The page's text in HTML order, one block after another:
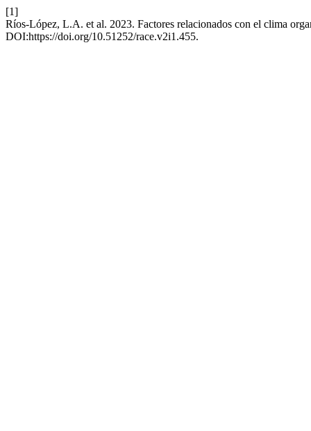
[1]
Ríos-López, L.A. et al. 2023. Factores relacionados con el clima
DOI:https://doi.org/10.51252/race.v2i1.455.